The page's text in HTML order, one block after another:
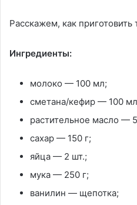
Расскажем, как
Ингредиенты:
молоко — 100 мл;
сметана/кефир — 100
растительное масло —
сахар — 150 г;
яйца — 2 шт.;
мука — 250 г;
ванилин — щепотка;